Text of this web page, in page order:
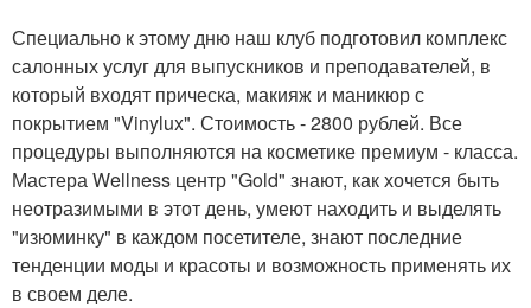
Специально к этому дню наш клуб подготовил комплекс
салонных услуг для выпускников и преподавателей, в
который входят прическа, макияж и маникюр с
покрытием "Vinylux". Стоимость - 2800 рублей. Все
процедуры выполняются на косметике премиум - класса.
Мастера Wellness центр "Gold" знают, как хочется быть
неотразимыми в этот день, умеют находить и выделять
"изюминку" в каждом посетителе, знают последние
тенденции моды и красоты и возможность применять их
в своем деле.